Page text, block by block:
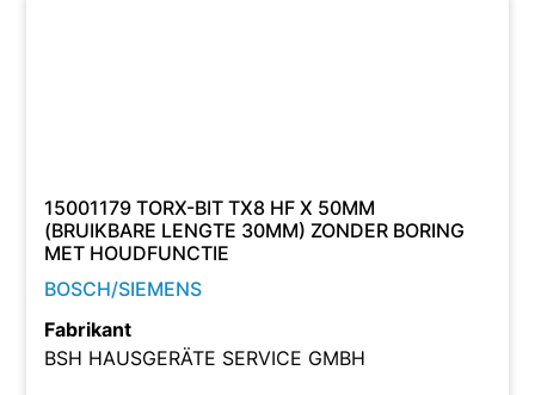
15001179 TORX-BIT TX8 HF X 50MM
(BRUIKBARE LENGTE 30MM) ZONDER BORING
MET HOUDFUNCTIE
BOSCH/SIEMENS
Fabrikant
BSH HAUSGERÄTE SERVICE GMBH